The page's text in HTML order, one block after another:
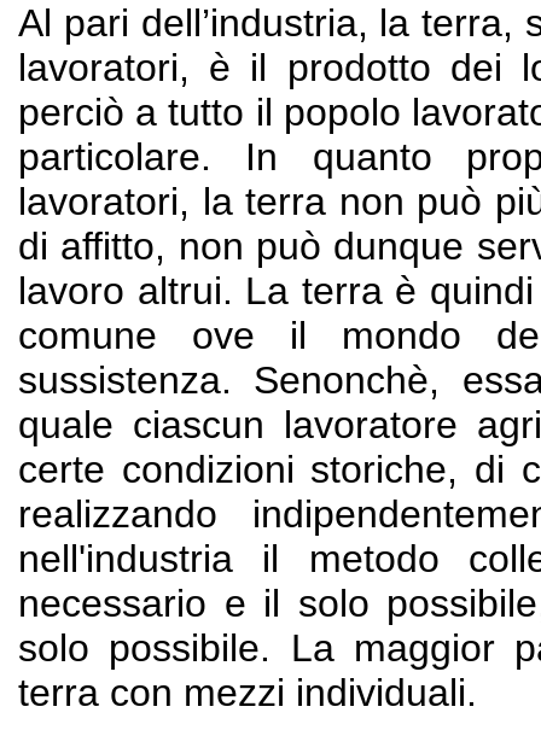
Al pari dell’industria, la
lavoratori, è il prodotto dei
perciò a tutto il popolo
particolare. In quanto
lavoratori, la terra non può
di affitto, non può dunque
lavoro altrui. La terra è
comune ove il mondo
sussistenza. Senonchè,
quale ciascun lavoratore
certe condizioni storiche, di
realizzando
nell'industria il metodo
necessario e il solo
solo possibile. La maggior
terra con mezzi individuali.